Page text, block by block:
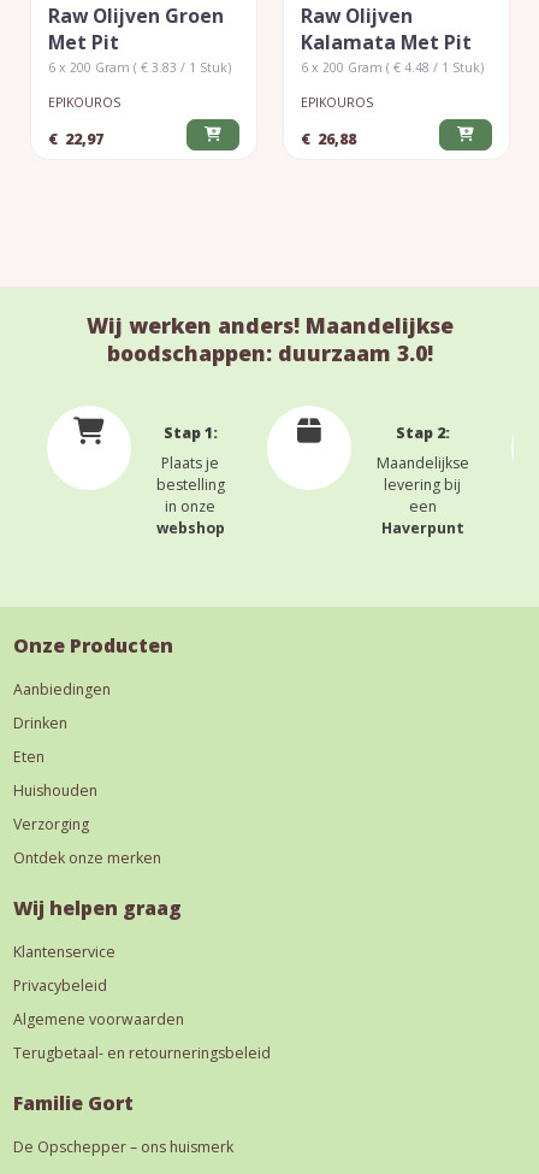
Raw Olijven Groen
Met Pit
6 x 200 Gram ( € 3.83 / 1 Stuk)
EPIKOUROS
€ 22,97
Raw Olijven
Kalamata Met Pit
6 x 200 Gram ( € 4.48 / 1 Stuk)
EPIKOUROS
€ 26,88
Wij werken anders! Maandelijkse
boodschappen: duurzaam 3.0!
Stap 1:
Plaats je
bestelling
in onze
webshop
Stap 2:
Maandelijkse
levering bij
een
Haverpunt
Onze Producten
Aanbiedingen
Drinken
Eten
Huishouden
Verzorging
Ontdek onze merken
Wij helpen graag
Klantenservice
Privacybeleid
Algemene voorwaarden
Terugbetaal- en retourneringsbeleid
Familie Gort
De Opschepper – ons huismerk